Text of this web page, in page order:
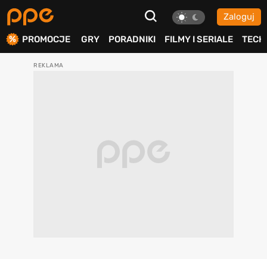
Zaloguj
PROMOCJE GRY PORADNIKI FILMY I SERIALE TECH